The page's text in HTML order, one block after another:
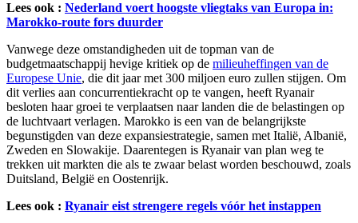
Lees ook : Nederland voert hoogste vliegtaks van Europa in:
Marokko-route fors duurder
Vanwege deze omstandigheden uit de topman van de
budgetmaatschappij hevige kritiek op de milieuheffingen van de
Europese Unie, die dit jaar met 300 miljoen euro zullen stijgen. Om
dit verlies aan concurrentiekracht op te vangen, heeft Ryanair
besloten haar groei te verplaatsen naar landen die de belastingen op
de luchtvaart verlagen. Marokko is een van de belangrijkste
begunstigden van deze expansiestrategie, samen met Italië, Albanië,
Zweden en Slowakije. Daarentegen is Ryanair van plan weg te
trekken uit markten die als te zwaar belast worden beschouwd, zoals
Duitsland, België en Oostenrijk.
Lees ook : Ryanair eist strengere regels vóór het instappen